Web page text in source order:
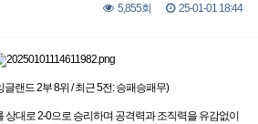
5,855회 25-01-01 18:44
랜드 2부 8위 / 최근 5전: 승패승패무)
대로 2-0으로 승리하며 공격력과 조직력을 유감없이